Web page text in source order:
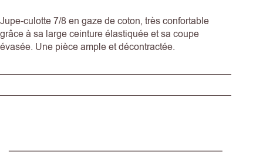
Jupe-culotte 7/8 en gaze de coton, très confortable
grâce à sa large ceinture élastiquée et sa coupe
évasée. Une pièce ample et décontractée.